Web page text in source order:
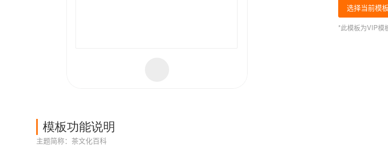
选择当前模
*此模板为VIP模
模板功能说明
主题简称：茶文化百科